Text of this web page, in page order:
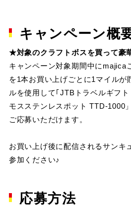
キャンペーン概
★対象のクラフトボスを買って豪
キャンペーン対象期間中にmajica
を1本お買い上げごとに1マイルが
ルを使用して｢JTBトラベルギフ
モスステンレスポット TTD-1000
ご応募いただけます。
お買い上げ後に配信されるサンキ
参加ください♪
応募方法